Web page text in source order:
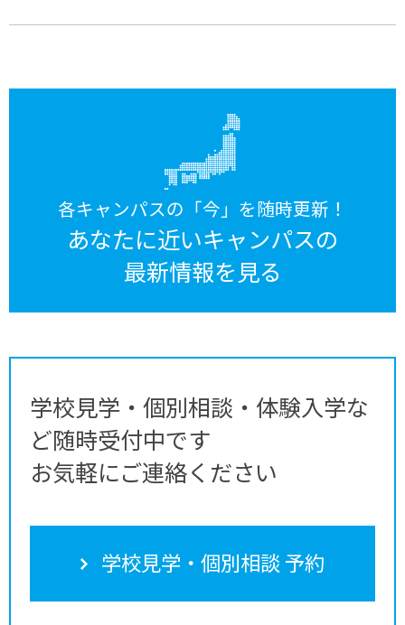
各キャンパスの「今」を随時更新！
あなたに近いキャンパスの
最新情報を見る
学校見学・個別相談・体験入学な
ど随時受付中です
お気軽にご連絡ください
学校見学・個別相談 予約